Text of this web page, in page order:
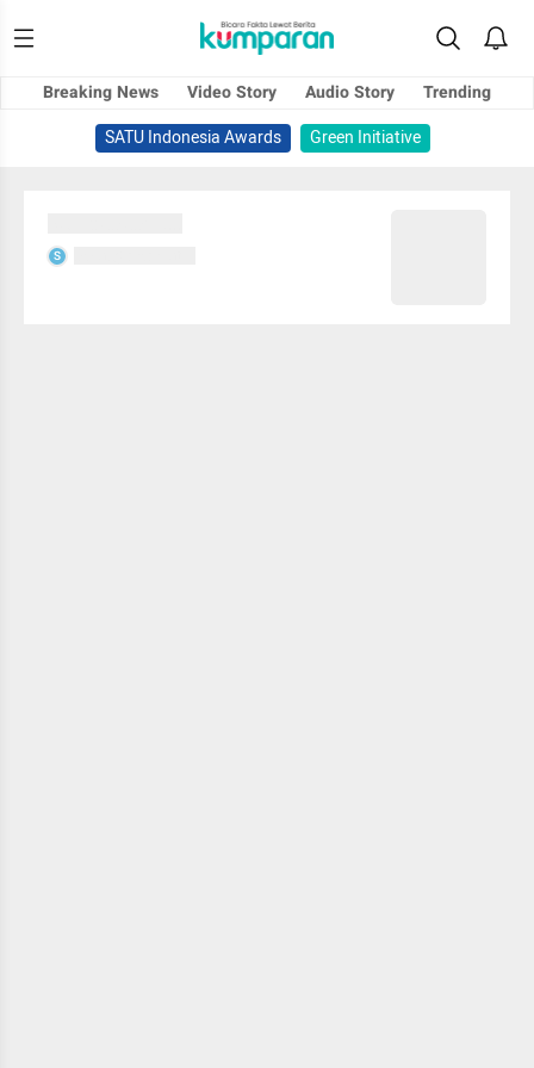
Breaking News Video Story Audio Story
Trending
SATU Indonesia Awards
Green Initiative
S